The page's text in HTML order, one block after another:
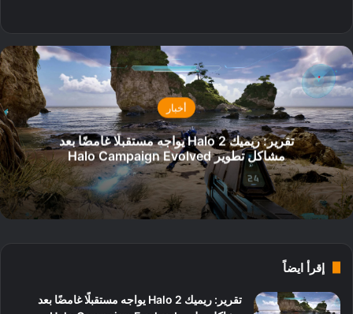
أخبار
تقرير: ريميك Halo 2 يواجه مستقبلًا غامضًا بعد
مشاكل تطوير Halo Campaign Evolved
إقرأ ايضاً
تقرير: ريميك Halo 2 يواجه مستقبلًا غامضًا بعد